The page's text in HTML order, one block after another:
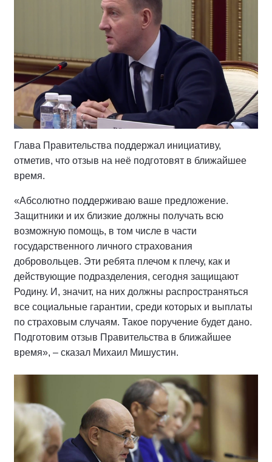
Глава Правительства поддержал инициативу,
отметив, что отзыв на неё подготовят в ближайшее
время.
«Абсолютно поддерживаю ваше предложение.
Защитники и их близкие должны получать всю
возможную помощь, в том числе в части
государственного личного страхования
добровольцев. Эти ребята плечом к плечу, как и
действующие подразделения, сегодня защищают
Родину. И, значит, на них должны распространяться
все социальные гарантии, среди которых и выплаты
по страховым случаям. Такое поручение будет дано.
Подготовим отзыв Правительства в ближайшее
время», – сказал Михаил Мишустин.